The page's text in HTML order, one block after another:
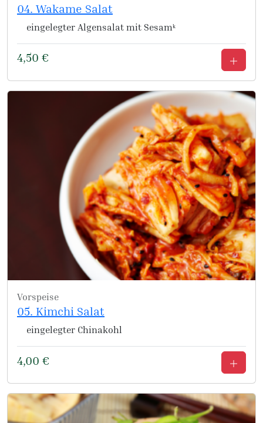
04. Wakame Salat
eingelegter Algensalat mit Sesamᵏ
4,50 €
Vorspeise
05. Kimchi Salat
eingelegter Chinakohl
4,00 €